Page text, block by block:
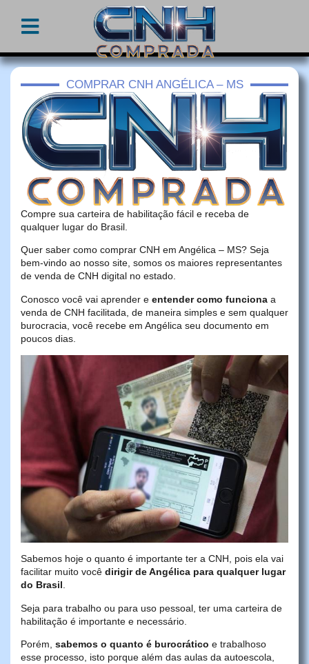
COMPRAR CNH ANGÉLICA – MS
Compre sua carteira de habilitação fácil e receba de
qualquer lugar do Brasil.
Quer saber como comprar CNH em Angélica – MS? Seja
bem-vindo ao nosso site, somos os maiores representantes
de venda de CNH digital no estado.
Conosco você vai aprender e entender como funciona a
venda de CNH facilitada, de maneira simples e sem qualquer
burocracia, você recebe em Angélica seu documento em
poucos dias.
Sabemos hoje o quanto é importante ter a CNH, pois ela vai
facilitar muito você dirigir de Angélica para qualquer lugar
do Brasil.
Seja para trabalho ou para uso pessoal, ter uma carteira de
habilitação é importante e necessário.
Porém, sabemos o quanto é burocrático e trabalhoso
esse processo, isto porque além das aulas da autoescola,